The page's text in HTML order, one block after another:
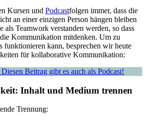
Kursen und Podcastfolgen immer, dass die
an einer einzigen Person hängen bleiben
als Teamwork verstanden werden, so dass
Kommunikation mitdenken. Um zu
funktionieren kann, besprechen wir heute
für kollaborative Kommunikation:
Beitrag gibt es auch als Podcast!
Inhalt und Medium trennen
Trennung: